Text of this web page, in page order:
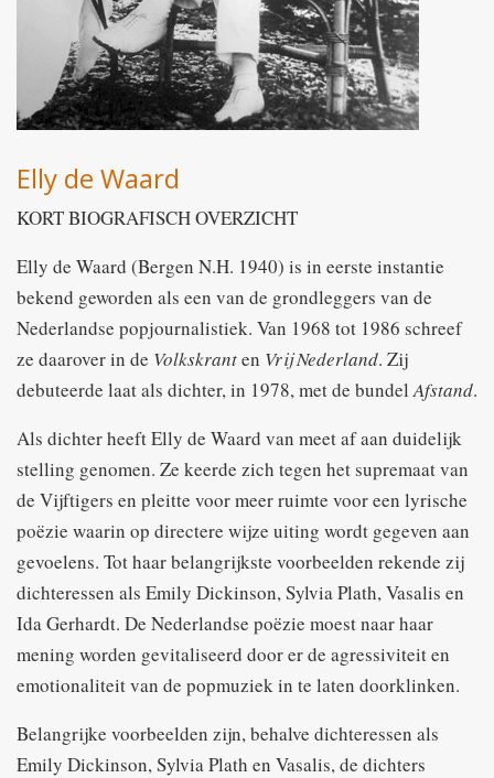
Elly de Waard
KORT BIOGRAFISCH OVERZICHT
Elly de Waard (Bergen N.H. 1940) is in eerste instantie
bekend geworden als een van de grondleggers van de
Nederlandse popjournalistiek. Van 1968 tot 1986 schreef
ze daarover in de Volkskranten Vrij Nederland. Zij
debuteerde laat als dichter, in 1978, met de bundelAfstand.
Als dichter heeft Elly de Waard van meet af aan duidelijk
stelling genomen. Ze keerde zich tegen het supremaat van
de Vijftigers en pleitte voor meer ruimte voor een lyrische
poëzie waarin op directere wijze uiting wordt gegeven aan
gevoelens. Tot haar belangrijkste voorbeelden rekende zij
dichteressen als Emily Dickinson, Sylvia Plath, Vasalis en
Ida Gerhardt. De Nederlandse poëzie moest naar haar
mening worden gevitaliseerd door er de agressiviteit en
emotionaliteit van de popmuziek in te laten doorklinken.
Belangrijke voorbeelden zijn, behalve dichteressen als
Emily Dickinson, Sylvia Plath en Vasalis, de dichters